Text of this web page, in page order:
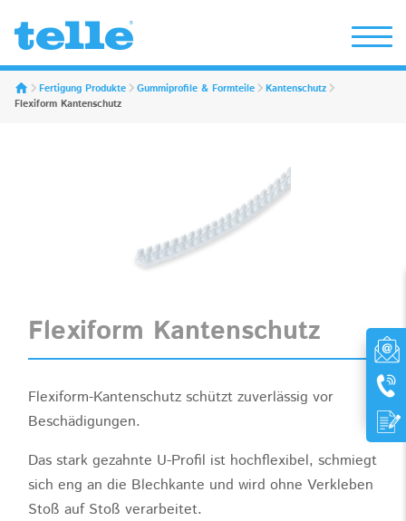
Erwin Telle GmbH
Fertigung Produkte Gummiprofile & Formteile
Kantenschutz
Flexiform Kantenschutz
Flexiform Kantenschutz
Flexiform-Kantenschutz schützt zuverlässig vor
Beschädigungen.
Das stark gezahnte U-Profil ist hochflexibel, schmiegt
sich eng an die Blechkante und wird ohne Verkleben
Stoß auf Stoß verarbeitet.